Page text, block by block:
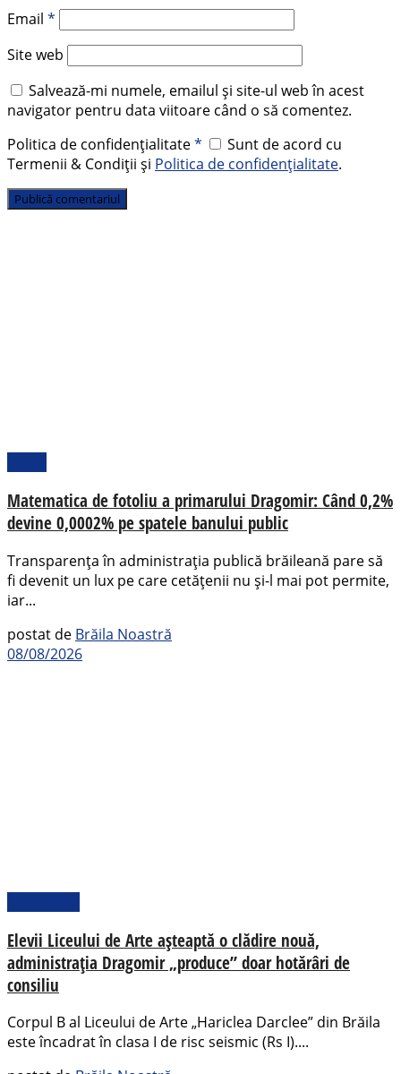
Email *
Site web
Salvează-mi numele, emailul și site-ul web în acest
navigator pentru data viitoare când o să comentez.
Politica de confidențialitate*
Sunt de acord cu
Termenii & Condiții și Politica de confidențialitate.
Matematica de fotoliu a primarului Dragomir: Când 0,2%
devine 0,0002% pe spatele banului public
Transparența în administrația publică brăileană pare să
fi devenit un lux pe care cetățenii nu și-l mai pot permite,
iar...
postat de Brăila Noastră
08/08/2026
Elevii Liceului de Arte așteaptă o clădire nouă,
administrația Dragomir „produce” doar hotărâri de
consiliu
Corpul B al Liceului de Arte „Hariclea Darclee” din Brăila
este încadrat în clasa I de risc seismic (Rs I)....